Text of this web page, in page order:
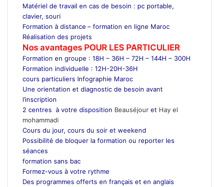
Matériel de travail en cas de besoin : pc portable,
clavier, souri
Formation à distance – formation en ligne Maroc
Réalisation des projets
Nos avantages POUR LES PARTICULIER
Formation en groupe : 18H – 36H – 72H – 144H – 300H
Formation individuelle : 12H-20H-36H
cours particuliers Infographie Maroc
Une orientation et diagnostic de besoin avant
l’inscription
2 centres à votre disposition Beauséjour et Hay el
mohammadi
Cours du jour, cours du soir et weekend
Possibilité de bloquer la formation ou reporter les
séances
formation sans bac
Formez-vous à votre rythme
Des programmes offerts en français et en anglais